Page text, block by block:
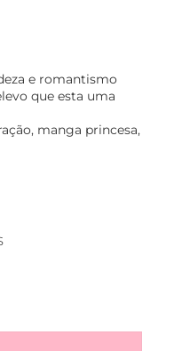
e romantismo
que esta uma
manga princesa,
Helena - Rosa quantidade